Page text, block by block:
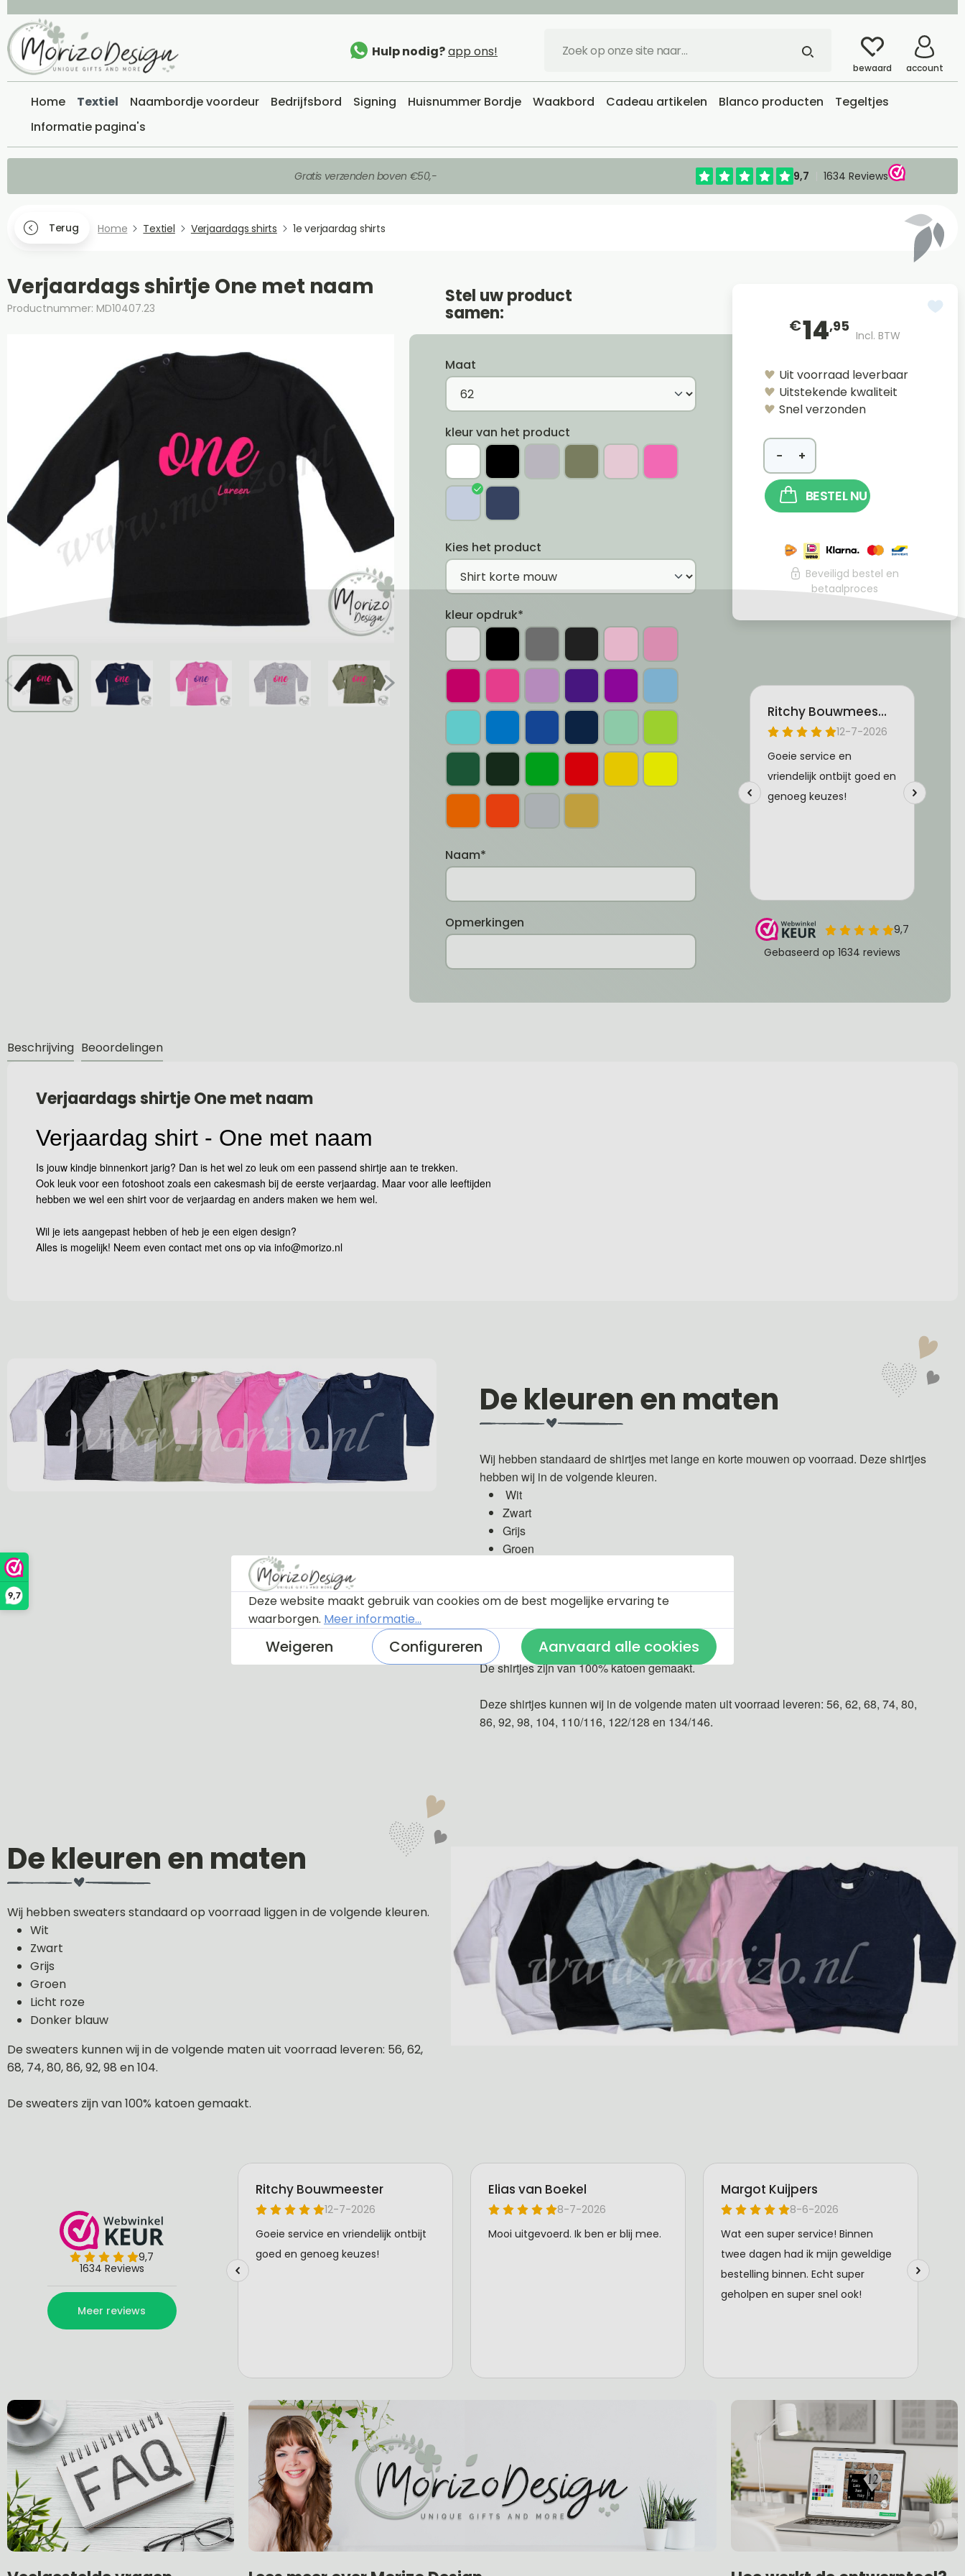
9,7
Hulp nodig?app ons!
bewaard account
Home Textiel Naambordje voordeur Bedrijfsbord Signing Huisnummer Bordje Waakbord Cadeau artikelen Blanco producten
Tegeltjes
Informatie pagina's
Gratis verzenden boven €50,-
Terug Home Textiel Verjaardags shirts 1e verjaardag shirts
Verjaardags shirtje One met naam
Productnummer: MD10407.23
Stel uw product
samen:
Maat
kleur van het product
Kies het product
kleur opdruk*
Naam*
Opmerkingen
€14,95
Incl. BTW
Uit voorraad leverbaar
Uitstekende kwaliteit
Snel verzonden
− +
BESTEL NU
Beveiligd bestel en
betaalproces
Beschrijving Beoordelingen
Verjaardags shirtje One met naam
Verjaardag shirt - One met naam
Is jouw kindje binnenkort jarig? Dan is het wel zo leuk om een passend shirtje aan te trekken.
Ook leuk voor een fotoshoot zoals een cakesmash bij de eerste verjaardag. Maar voor alle leeftijden
hebben we wel een shirt voor de verjaardag en anders maken we hem wel.
Wil je iets aangepast hebben of heb je een eigen design?
Alles is mogelijk! Neem even contact met ons op via info@morizo.nl
De kleuren en maten
Wij hebben standaard de shirtjes met lange en korte mouwen op voorraad. Deze shirtjes
hebben wij in de volgende kleuren.
Wit
Zwart
Grijs
Groen
Licht blauw
De shirtjes zijn van 100% katoen gemaakt.
Deze shirtjes kunnen wij in de volgende maten uit voorraad leveren: 56, 62, 68, 74, 80,
86, 92, 98, 104, 110/116, 122/128 en 134/146.
De kleuren en maten
Wij hebben sweaters standaard op voorraad liggen in de volgende kleuren.
Wit
Zwart
Grijs
Groen
Licht roze
Donker blauw
De sweaters kunnen wij in de volgende maten uit voorraad leveren: 56, 62,
68, 74, 80, 86, 92, 98 en 104.
De sweaters zijn van 100% katoen gemaakt.
Deze website maakt gebruik van cookies om de best mogelijke ervaring te
waarborgen. Meer informatie...
Weigeren Configureren Aanvaard alle cookies